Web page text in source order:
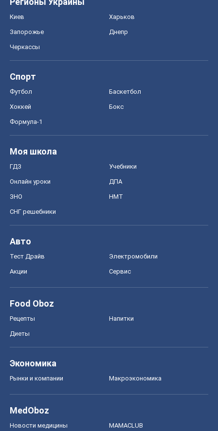
Киев Харьков
Запорожье Днепр
Черкассы
Спорт
Футбол Баскетбол
Хоккей Бокс
Формула-1
Моя школа
ГДЗ Учебники
Онлайн уроки ДПА
ЗНО НМТ
СНГ решебники
Авто
Тест Драйв Электромобили
Акции Сервис
Food Oboz
Рецепты Напитки
Диеты
Экономика
Рынки и компании Mакроэкономика
MedOboz
Новости медицины MAMACLUB